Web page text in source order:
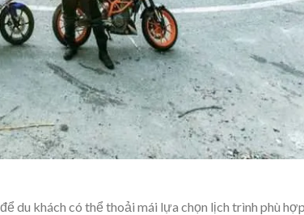
du khách có thể thoải mái lựa chọn lịch trình phù